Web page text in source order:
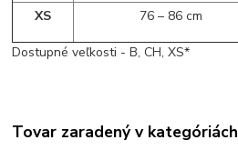
XS 76 – 86 cm
Dostupné veľkosti - B, CH, XS*
Tovar zaradený v kategóriách